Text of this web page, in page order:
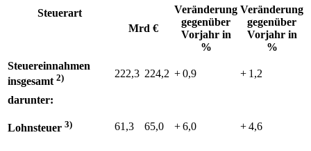
Steuerart
Mrd €
Veränderung
gegenüber
Vorjahr in
%
Veränderung
gegenüber
Vorjahr in
%
Steuereinnahmen
insgesamt 2) 222,3 224,2 +⁠ 0,9 +⁠ 1,2
darunter:
Lohnsteuer 3) 61,3 65,0 +⁠ 6,0 +⁠ 4,6